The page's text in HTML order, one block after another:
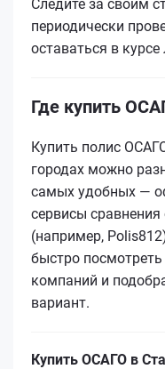
Следите за своим
периодически
оставаться в
Где купить
Купить полис
городах можно
самых удобных —
сервисы
(например,
быстро
компаний и
вариант.
Купить ОСАГО в